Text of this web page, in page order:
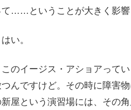
て……ということが大きく影響
い。
このイージス・アショアって
んですけど。その時に障害
屋という演習場には、その